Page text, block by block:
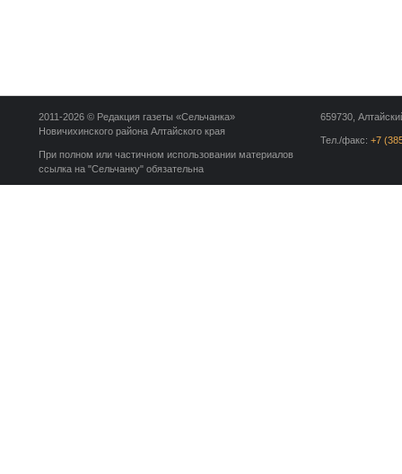
659730,
Тел./факс: +7
2011-2026 © Редакция газеты «Сельчанка»
Новичихинского района Алтайского края
При полном или частичном использовании материалов
ссылка на "Сельчанку" обязательна